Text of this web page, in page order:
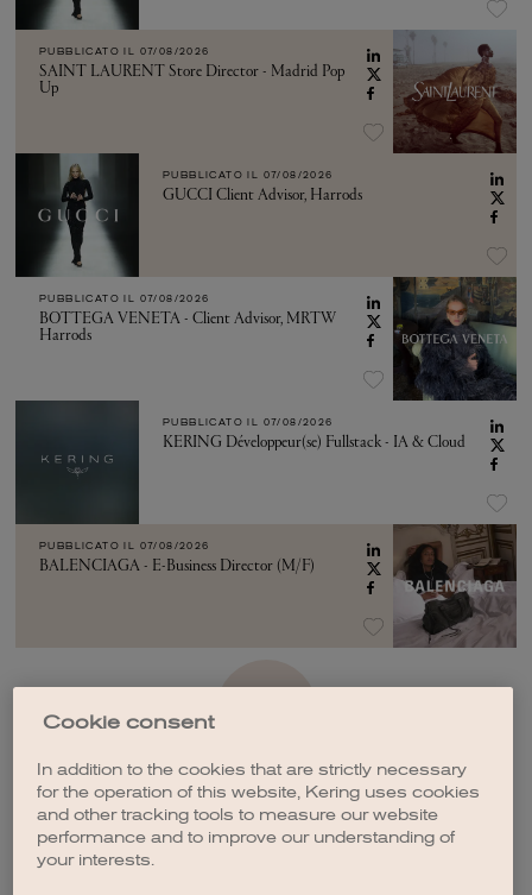
PUBBLICATO IL 07/08/2026
SAINT LAURENT Store Director - Madrid Pop
Up
PUBBLICATO IL 07/08/2026
GUCCI Client Advisor, Harrods
PUBBLICATO IL 07/08/2026
BOTTEGA VENETA - Client Advisor, MRTW
Harrods
PUBBLICATO IL 07/08/2026
KERING Développeur(se) Fullstack - IA & Cloud
PUBBLICATO IL 07/08/2026
BALENCIAGA - E-Business Director (M/F)
Cookie consent
In addition to the cookies that are strictly necessary
for the operation of this website, Kering uses cookies
and other tracking tools to measure our website
performance and to improve our understanding of
your interests.